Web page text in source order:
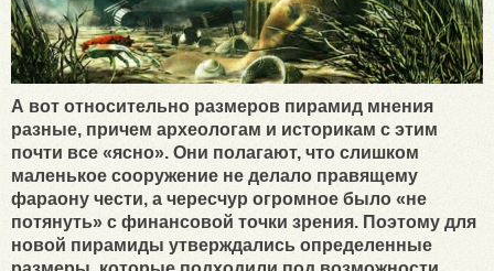
А вот относительно размеров пирамид мнения
разные, причем археологам и историкам с этим
почти все «ясно». Они полагают, что слишком
маленькое сооружение не делало правящему
фараону чести, а чересчур огромное было «не
потянуть» с финансовой точки зрения. Поэтому для
новой пирамиды утверждались определенные